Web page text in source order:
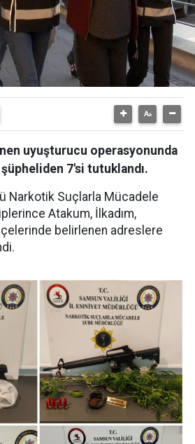
uyuşturucu operasyonunda
şüpheliden 7'si tutuklandı.
Narkotik Suçlarla Mücadele
Atakum, İlkadım,
belirlenen adreslere